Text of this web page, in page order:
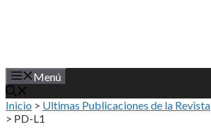
Menú
Inicio > Ultimas Publicaciones de la Revista
> PD-L1